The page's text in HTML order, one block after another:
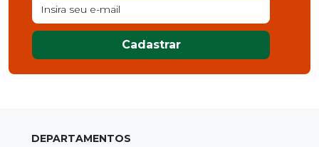
Cadastrar
DEPARTAMENTOS